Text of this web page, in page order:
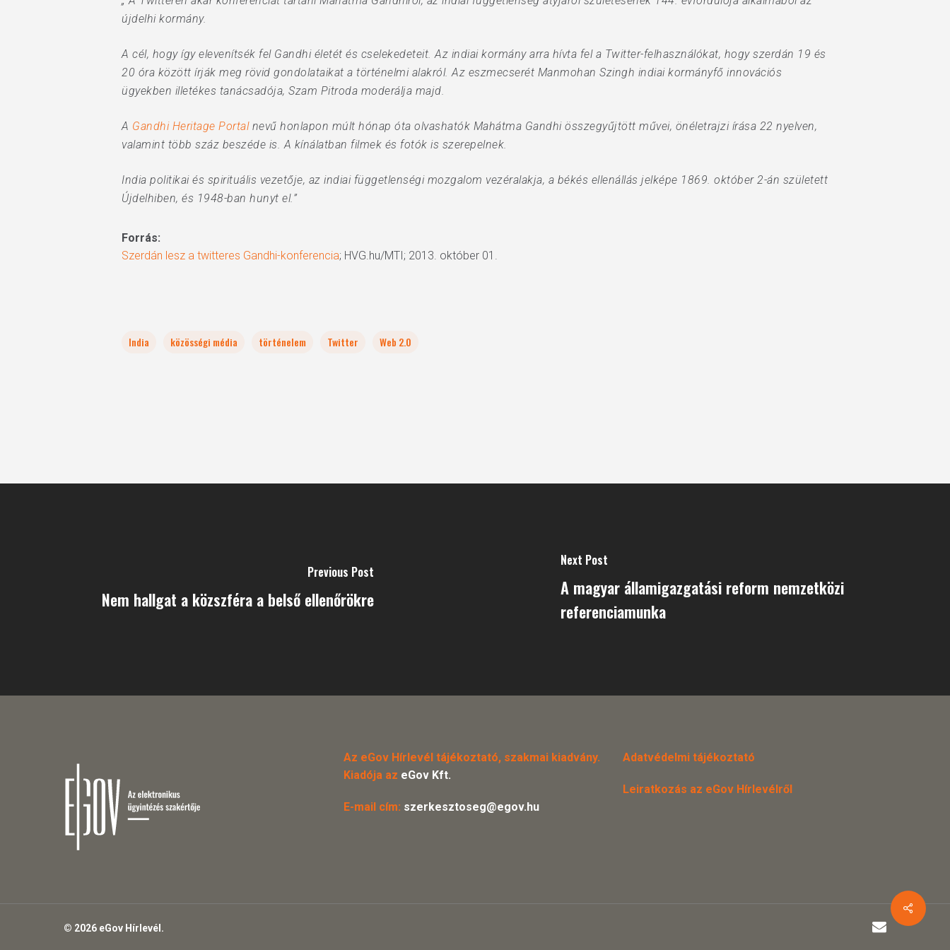
újdelhi kormány.
A cél, hogy így elevenítsék fel Gandhi életét és cselekedeteit. Az indiai kormány arra hívta fel a Twitter-felhasználókat, hogy szerdán 19 és
20 óra között írják meg rövid gondolataikat a történelmi alakról. Az eszmecserét Manmohan Szingh indiai kormányfő innovációs
ügyekben illetékes tanácsadója, Szam Pitroda moderálja majd.
A Gandhi Heritage Portalnevű honlapon múlt hónap óta olvashatók Mahátma Gandhi összegyűjtött művei, önéletrajzi írása 22 nyelven,
valamint több száz beszéde is. A kínálatban filmek és fotók is szerepelnek.
India politikai és spirituális vezetője, az indiai függetlenségi mozgalom vezéralakja, a békés ellenállás jelképe 1869. október 2-án született
Újdelhiben, és 1948-ban hunyt el.”
Forrás:
Szerdán lesz a twitteres Gandhi-konferencia; HVG.hu/MTI; 2013. október 01.
India közösségi média történelem Twitter Web 2.0
Previous Post
Nem hallgat a közszféra a belső ellenőrökre
Next Post
A magyar államigazgatási reform nemzetközi
referenciamunka
Az eGov Hírlevél tájékoztató, szakmai kiadvány.
Kiadója az eGov Kft.
E-mail cím: szerkesztoseg@egov.hu
Adatvédelmi tájékoztató
Leiratkozás az eGov Hírlevélről
© 2026 eGov Hírlevél. email